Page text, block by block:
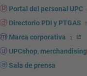
Portal del personal UPC
Directorio PDI y PTGAS
Marca corporativa
UPCshop, merchandising
Sala de prensa